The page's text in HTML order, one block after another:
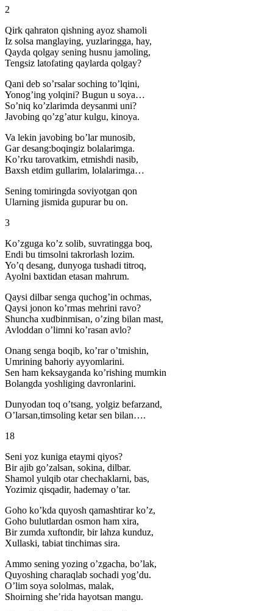
2
Qirk qahraton qishning ayoz shamoli
Iz solsa manglaying, yuzlaringga, hay,
Qayda qolgay sening husnu jamoling,
Tengsiz latofating qaylarda qolgay?
Qani deb so’rsalar soching to’lqini,
Yonog’ing yolqini? Bugun u soya…
So’niq ko’zlarimda deysanmi uni?
Javobing qo’zg’atur kulgu, kinoya.
Va lekin javobing bo’lar munosib,
Gar desang:boqingiz bolalarimga.
Ko’rku tarovatkim, etmishdi nasib,
Baxsh etdim gullarim, lolalarimga…
Sening tomiringda soviyotgan qon
Ularning jismida gupurar bu on.
3
Ko’zguga ko’z solib, suvratingga boq,
Endi bu timsolni takrorlash lozim.
Yo’q desang, dunyoga tushadi titroq,
Ayolni baxtidan etasan mahrum.
Qaysi dilbar senga quchog’in ochmas,
Qaysi jonon ko’rmas mehrini ravo?
Shuncha xudbinmisan, o’zing bilan mast,
Avloddan o’limni ko’rasan avlo?
Onang senga boqib, ko’rar o’tmishin,
Umrining bahoriy ayyomlarini.
Sen ham keksayganda ko’rishing mumkin
Bolangda yoshliging davronlarini.
Dunyodan toq o’tsang, yolgiz befarzand,
O’larsan,timsoling ketar sen bilan….
18
Seni yoz kuniga etaymi qiyos?
Bir ajib go’zalsan, sokina, dilbar.
Shamol yulqib otar chechaklarni, bas,
Yozimiz qisqadir, hademay o’tar.
Goho ko’kda quyosh qamashtirar ko’z,
Goho bulutlardan osmon ham xira,
Bir zumda xuftondir, bir lahza kunduz,
Xullaski, tabiat tinchimas sira.
Ammo sening yozing o’zgacha, bo’lak,
Quyoshing charaqlab sochadi yog’du.
O’lim soya sololmas, malak,
Shoirning she’rida hayotsan mangu.